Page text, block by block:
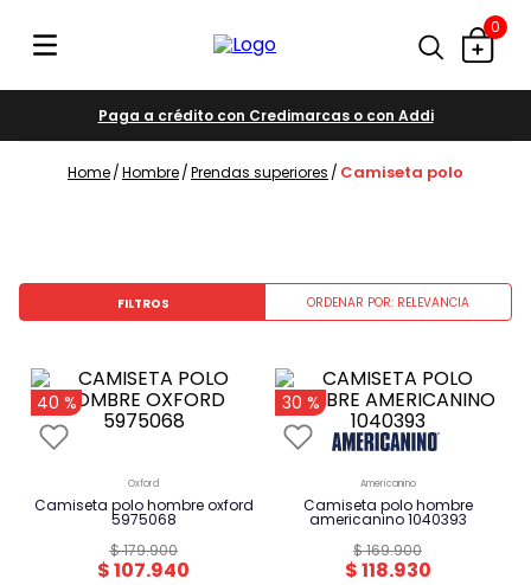
0
Paga a crédito con Credimarcas o con Addi
hombre prendas superiores camiseta polo
FILTROS ORDENAR POR RELEVANCIA
-
40 %
oxford
camiseta polo hombre oxford
5975068
$179.900
$107.940
-
30 %
americanino
camiseta polo hombre
americanino 1040393
$169.900
$118.930